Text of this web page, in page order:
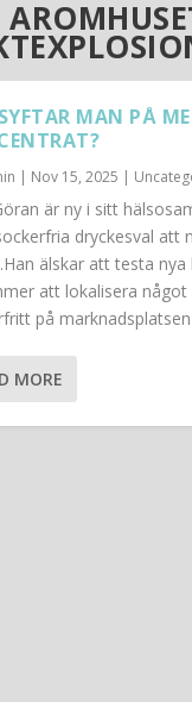
MAN PÅ
| Nov 15, 2025 |
är ny i sitt
dryckesval att
älskar att testa
att lokalisera
på
MORE